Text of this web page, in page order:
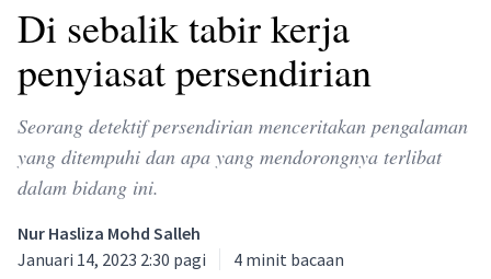
Di sebalik tabir kerja
penyiasat persendirian
Seorang detektif persendirian menceritakan pengalaman
yang ditempuhi dan apa yang mendorongnya terlibat
dalam bidang ini.
Nur Hasliza Mohd Salleh
Januari 14, 2023 2:30 pagi
4 minit bacaan